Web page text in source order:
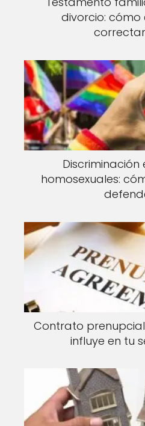
divorcio:
Discriminación
homosexuales:
Contrato
influye en tu